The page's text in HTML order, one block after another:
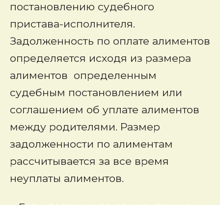
постановлению судебного
пристава-исполнителя.
Задолженность по оплате алиментов
определяется исходя из размера
алиментов определенным
судебным постановлением или
соглашением об уплате алиментов
между родителями. Размер
задолженности по алиментам
рассчитывается за все время
неуплаты алиментов.